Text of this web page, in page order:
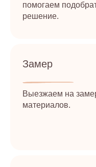
помогаем
решение.
Замер
Выезжаем на
материалов.